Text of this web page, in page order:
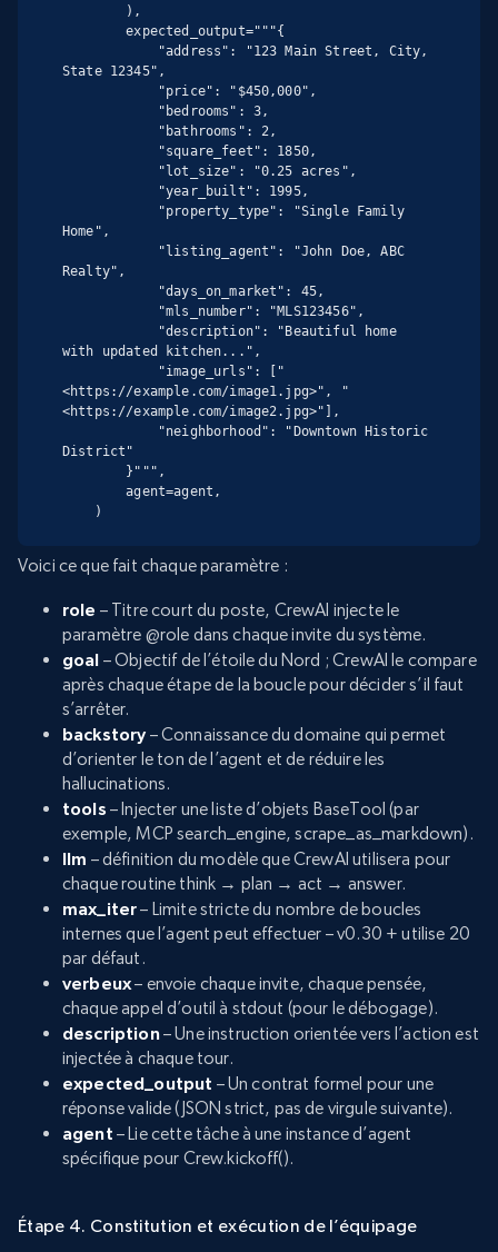
        expected_output="""{
State 12345",
Home",
Realty",
with updated kitchen...",
<https://example.com/image1.jpg>", "
<https://example.com/image2.jpg>"],
District"
        agent=agent,
    )
Voici ce que fait chaque paramètre :
role – Titre court du poste, CrewAI injecte le
paramètre @role dans chaque invite du système.
goal – Objectif de l’étoile du Nord ; CrewAI le compare
après chaque étape de la boucle pour décider s’il faut
s’arrêter.
backstory – Connaissance du domaine qui permet
d’orienter le ton de l’agent et de réduire les
hallucinations.
tools – Injecter une liste d’objets BaseTool (par
exemple, MCP search_engine, scrape_as_markdown).
llm – définition du modèle que CrewAI utilisera pour
chaque routine think → plan → act → answer.
max_iter– Limite stricte du nombre de boucles
internes que l’agent peut effectuer – v0.30 + utilise 20
par défaut.
verbeux– envoie chaque invite, chaque pensée,
chaque appel d’outil à stdout (pour le débogage).
description– Une instruction orientée vers l’action est
injectée à chaque tour.
expected_output – Un contrat formel pour une
réponse valide (JSON strict, pas de virgule suivante).
agent – Lie cette tâche à une instance d’agent
spécifique pour Crew.kickoff().
Étape 4. Constitution et exécution de l’équipage